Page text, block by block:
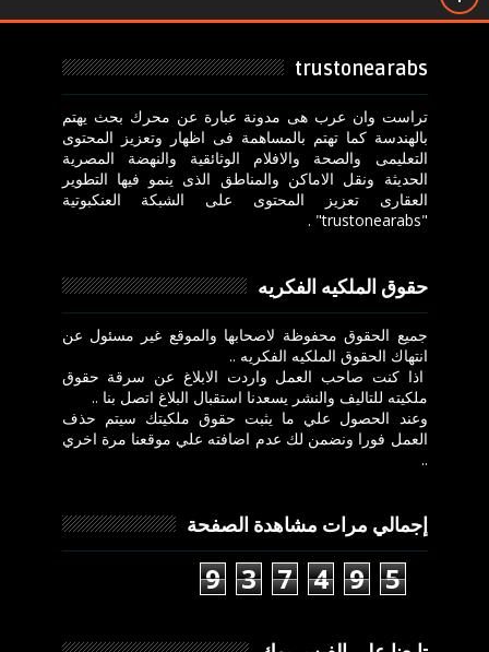
trustonearabs
تراست وان عرب هى مدونة عبارة عن محرك بحث يهتم
بالهندسة كما تهتم بالمساهمة فى اظهار وتعزيز المحتوى
التعليمى والصحة والافلام الوثائقية والنهضة المصرية
الحديثة ونقل الاماكن والمناطق الذى ينمو فيها التطوير
العقارى تعزيز المحتوى على الشبكة العنكبوتية
"trustonearabs" .
حقوق الملكيه الفكريه
جميع الحقوق محفوظة لاصحابها والموقع غير مسئول عن
انتهاك الحقوق الملكيه الفكريه ..
اذا كنت صاحب العمل واردت الابلاغ عن سرقة حقوق
ملكيته للتاليف والنشر يسعدنا استقبال البلاغ اتصل بنا ..
وعند الحصول علي ما يثبت حقوق ملكيتك سيتم حذف
العمل فورا ونضمن لك عدم اضافته علي موقعنا مرة اخري
..
إجمالي مرات مشاهدة الصفحة
9 3 7 4 9 5